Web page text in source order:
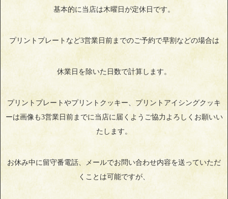
基本的に当店は木曜日が定休日です。
プリントプレートなど3営業日前までのご予約で早割などの場合は
休業日を除いた日数で計算します。
プリントプレートやプリントクッキー、プリントアイシングクッキ
ーは画像も3営業日前までに当店に届くようご協力よろしくお願いい
たします。
お休み中に留守番電話、メールでお問い合わせ内容を送っていただ
くことは可能ですが、